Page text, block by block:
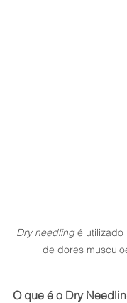
Dry needling é utilizado
de dores
O que é o Dry